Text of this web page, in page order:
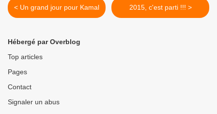
< Un grand jour pour Kamal 2015, c'est parti !!! >
Hébergé par Overblog
Top articles
Pages
Contact
Signaler un abus